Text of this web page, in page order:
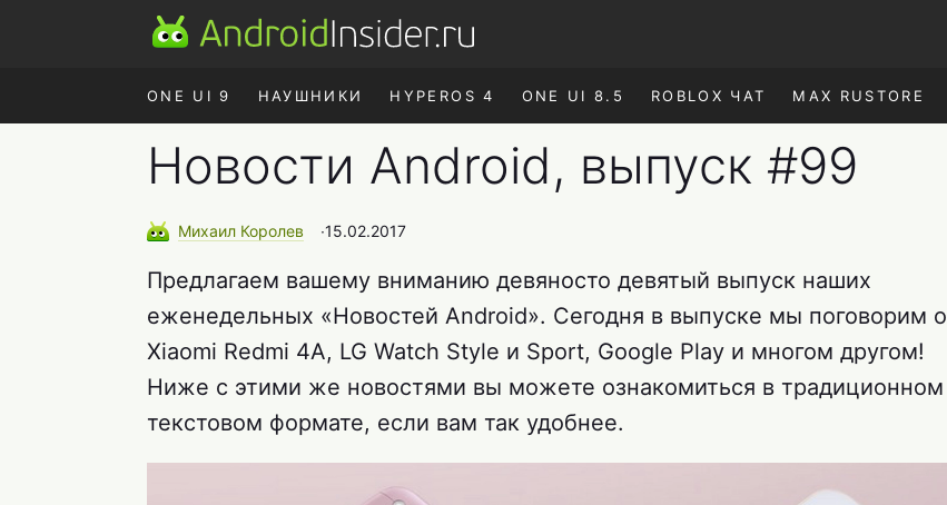
ONE UI 9 НАУШНИКИ HYPEROS 4 ONE UI 8.5 ROBLOX ЧАТ MAX RUSTORE
Новости Android, выпуск #99
Михаил Королев ∙15.02.2017
Предлагаем вашему вниманию девяносто девятый выпуск наших
еженедельных «Новостей Android». Сегодня в выпуске мы поговорим о
Xiaomi Redmi 4A, LG Watch Style и Sport, Google Play и многом другом!
Ниже с этими же новостями вы можете ознакомиться в традиционном
текстовом формате, если вам так удобнее.